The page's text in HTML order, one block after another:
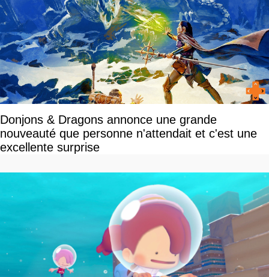
Donjons & Dragons annonce une grande
nouveauté que personne n'attendait et c'est une
excellente surprise